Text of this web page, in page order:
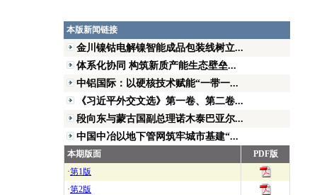
本版新闻链接
金川镍钴电解镍智能成品包装线树立...
体系化协同 构筑新质产能生态壁垒...
中铝国际：以硬核技术赋能“一带一...
《习近平外交文选》第一卷、第二卷...
段向东与蒙古国副总理诺木泰巴亚尔...
中国中冶以地下管网筑牢城市基建“...
本期版面
PDF版
·第1版
·第2版